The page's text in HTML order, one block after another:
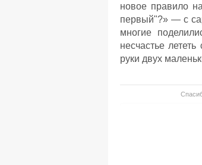
новое правило
первый"?» — с
многие
несчастье
руки двух